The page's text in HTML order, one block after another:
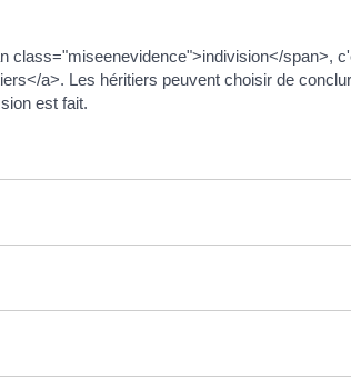
span>,
a>. Les héritiers peuvent choisir de
est fait.